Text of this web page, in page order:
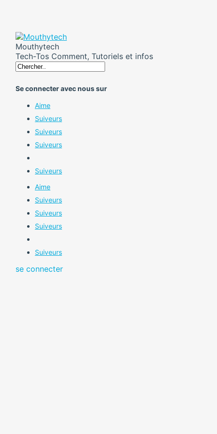
Mouthytech
Tech-Tos Comment, Tutoriels et infos
Se connecter avec nous sur
Aime
Suiveurs
Suiveurs
Suiveurs
Suiveurs
Aime
Suiveurs
Suiveurs
Suiveurs
Suiveurs
se connecter